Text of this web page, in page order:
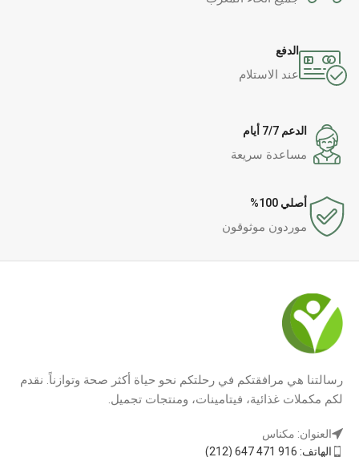
الدفع
عند الاستلام
الدعم 7/7 أيام
مساعدة سريعة
أصلي 100%
موردون موثوقون
رسالتنا هي مرافقتكم في رحلتكم نحو حياة أكثر صحة وتوازناً. نقدم
لكم مكملات غذائية، فيتامينات، ومنتجات تجميل.
العنوان: مكناس
الهاتف: 916 471 647 (212)